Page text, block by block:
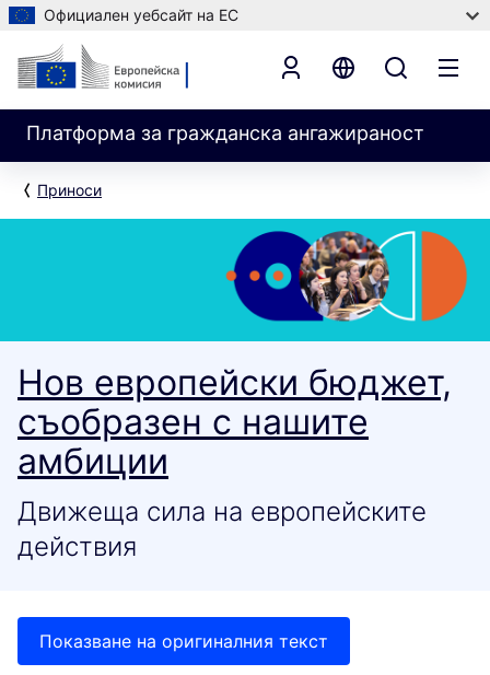
Официален уебсайт на ЕС
Платформа за гражданска ангажираност
Приноси
Нов европейски бюджет,
съобразен с нашите
амбиции
Движеща сила на европейските
действия
Показване на оригиналния текст